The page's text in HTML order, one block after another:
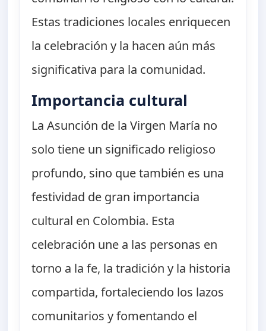
Estas tradiciones locales enriquecen
la celebración y la hacen aún más
significativa para la comunidad.
Importancia cultural
La Asunción de la Virgen María no
solo tiene un significado religioso
profundo, sino que también es una
festividad de gran importancia
cultural en Colombia. Esta
celebración une a las personas en
torno a la fe, la tradición y la historia
compartida, fortaleciendo los lazos
comunitarios y fomentando el